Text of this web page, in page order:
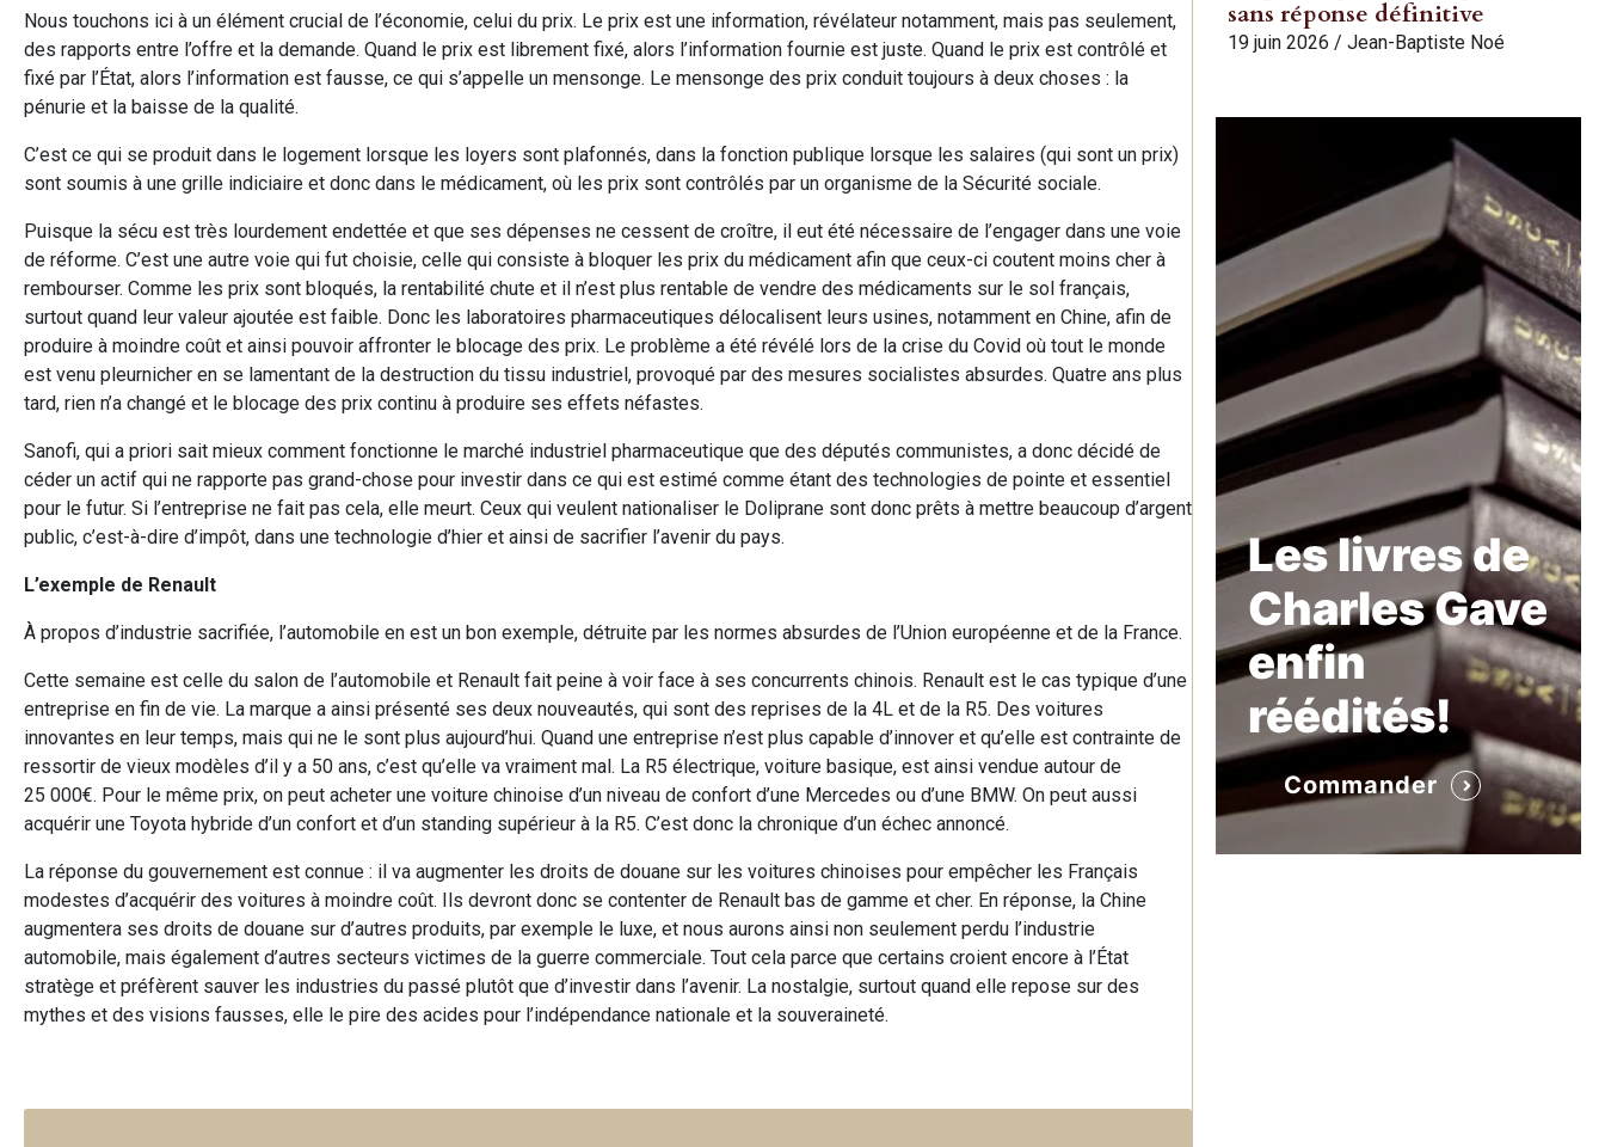
Nous touchons ici à un élément crucial de l’économie, celui du prix. Le prix est une information, révélateur notamment, mais pas seulement,
des rapports entre l’offre et la demande. Quand le prix est librement fixé, alors l’information fournie est juste. Quand le prix est contrôlé et
fixé par l’État, alors l’information est fausse, ce qui s’appelle un mensonge. Le mensonge des prix conduit toujours à deux choses : la
pénurie et la baisse de la qualité.
C’est ce qui se produit dans le logement lorsque les loyers sont plafonnés, dans la fonction publique lorsque les salaires (qui sont un prix)
sont soumis à une grille indiciaire et donc dans le médicament, où les prix sont contrôlés par un organisme de la Sécurité sociale.
Puisque la sécu est très lourdement endettée et que ses dépenses ne cessent de croître, il eut été nécessaire de l’engager dans une voie
de réforme. C’est une autre voie qui fut choisie, celle qui consiste à bloquer les prix du médicament afin que ceux-ci coutent moins cher à
rembourser. Comme les prix sont bloqués, la rentabilité chute et il n’est plus rentable de vendre des médicaments sur le sol français,
surtout quand leur valeur ajoutée est faible. Donc les laboratoires pharmaceutiques délocalisent leurs usines, notamment en Chine, afin de
produire à moindre coût et ainsi pouvoir affronter le blocage des prix. Le problème a été révélé lors de la crise du Covid où tout le monde
est venu pleurnicher en se lamentant de la destruction du tissu industriel, provoqué par des mesures socialistes absurdes. Quatre ans plus
tard, rien n’a changé et le blocage des prix continu à produire ses effets néfastes.
Sanofi, qui a priori sait mieux comment fonctionne le marché industriel pharmaceutique que des députés communistes, a donc décidé de
céder un actif qui ne rapporte pas grand-chose pour investir dans ce qui est estimé comme étant des technologies de pointe et essentiel
pour le futur. Si l’entreprise ne fait pas cela, elle meurt. Ceux qui veulent nationaliser le Doliprane sont donc prêts à mettre beaucoup d’argent
public, c’est-à-dire d’impôt, dans une technologie d’hier et ainsi de sacrifier l’avenir du pays.
L’exemple de Renault
À propos d’industrie sacrifiée, l’automobile en est un bon exemple, détruite par les normes absurdes de l’Union européenne et de la France.
Cette semaine est celle du salon de l’automobile et Renault fait peine à voir face à ses concurrents chinois. Renault est le cas typique d’une
entreprise en fin de vie. La marque a ainsi présenté ses deux nouveautés, qui sont des reprises de la 4L et de la R5. Des voitures
innovantes en leur temps, mais qui ne le sont plus aujourd’hui. Quand une entreprise n’est plus capable d’innover et qu’elle est contrainte de
ressortir de vieux modèles d’il y a 50 ans, c’est qu’elle va vraiment mal. La R5 électrique, voiture basique, est ainsi vendue autour de
25 000€. Pour le même prix, on peut acheter une voiture chinoise d’un niveau de confort d’une Mercedes ou d’une BMW. On peut aussi
acquérir une Toyota hybride d’un confort et d’un standing supérieur à la R5. C’est donc la chronique d’un échec annoncé.
La réponse du gouvernement est connue : il va augmenter les droits de douane sur les voitures chinoises pour empêcher les Français
modestes d’acquérir des voitures à moindre coût. Ils devront donc se contenter de Renault bas de gamme et cher. En réponse, la Chine
augmentera ses droits de douane sur d’autres produits, par exemple le luxe, et nous aurons ainsi non seulement perdu l’industrie
automobile, mais également d’autres secteurs victimes de la guerre commerciale. Tout cela parce que certains croient encore à l’État
stratège et préfèrent sauver les industries du passé plutôt que d’investir dans l’avenir. La nostalgie, surtout quand elle repose sur des
mythes et des visions fausses, elle le pire des acides pour l’indépendance nationale et la souveraineté.
sans réponse définitive
19 juin 2026 / Jean-Baptiste Noé
Les livres de
Charles Gave
enfin
réédités!
Commander